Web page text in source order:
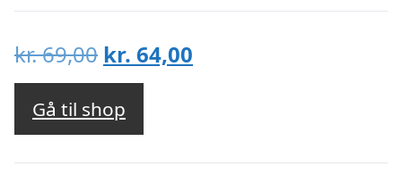
kr.69,00 Den
oprindelige
pris
var:
kr. 69,00.
kr. 64,00
kr. 64,00.
Gå til shop